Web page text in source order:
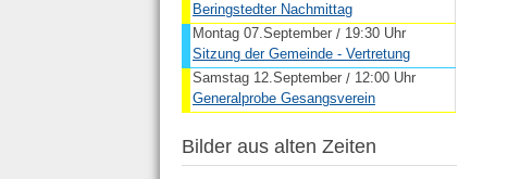
Beringstedter Nachmittag
Montag 07.September / 19:30 Uhr
Sitzung der Gemeinde - Vertretung
Samstag 12.September / 12:00 Uhr
Generalprobe Gesangsverein
Bilder aus alten Zeiten